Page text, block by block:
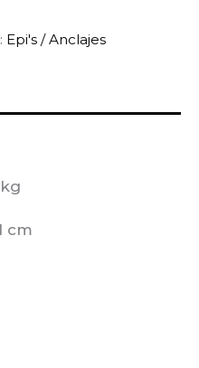
Epi's / Anclajes
cm